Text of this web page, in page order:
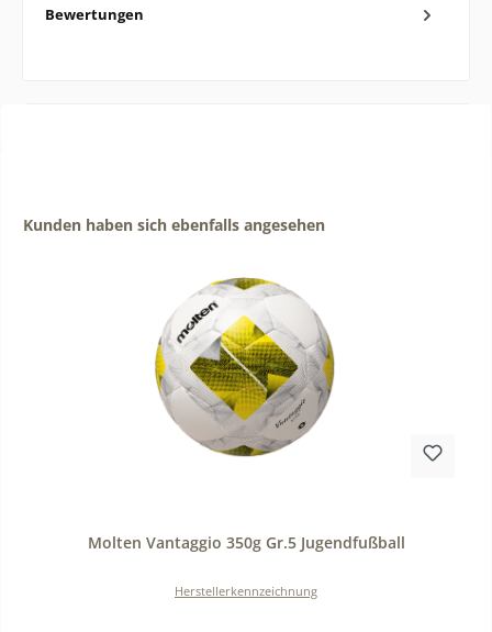
Bewertungen
Produktgalerie überspringen
Kunden haben sich ebenfalls angesehen
Molten Vantaggio 350g Gr.5 Jugendfußball
Herstellerkennzeichnung